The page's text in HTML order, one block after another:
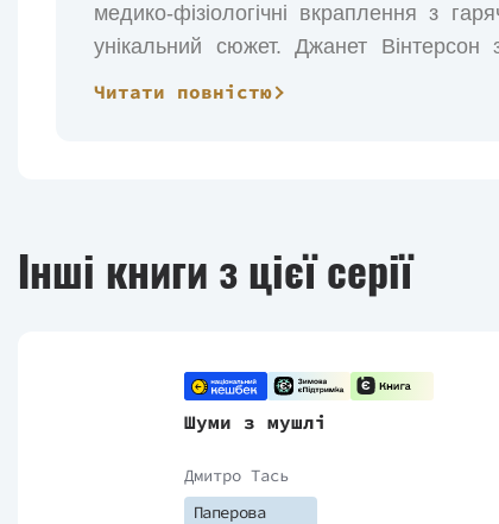
медико-фізіологічні вкраплення з
унікальний сюжет. Джанет
читача загадками: от і в цьому романі
башті Дівою, то втіленою в
любострасницею, тіло якої є
Читати повністю
Інші книги з цієї серії
Шуми з мушлі
Дмитро Тась
Паперова